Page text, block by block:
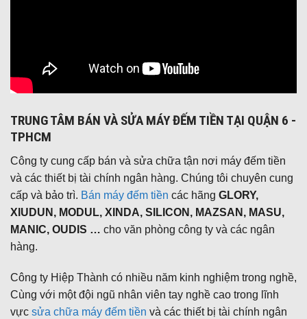
TRUNG TÂM BÁN VÀ SỬA MÁY ĐẾM TIỀN TẠI QUẬN 6 -
TPHCM
Công ty cung cấp bán và sửa chữa tận nơi máy đếm tiền
và các thiết bị tài chính ngân hàng. Chúng tôi chuyên cung
cấp và bảo trì. Bán máy đếm tiền các hãng GLORY,
XIUDUN, MODUL, XINDA, SILICON, MAZSAN, MASU,
MANIC, OUDIS … cho văn phòng công ty và các ngân
hàng.
Công ty Hiệp Thành có nhiều năm kinh nghiệm trong nghề,
Cùng với một đội ngũ nhân viên tay nghề cao trong lĩnh
vực sửa chữa máy đếm tiền và các thiết bị tài chính ngân